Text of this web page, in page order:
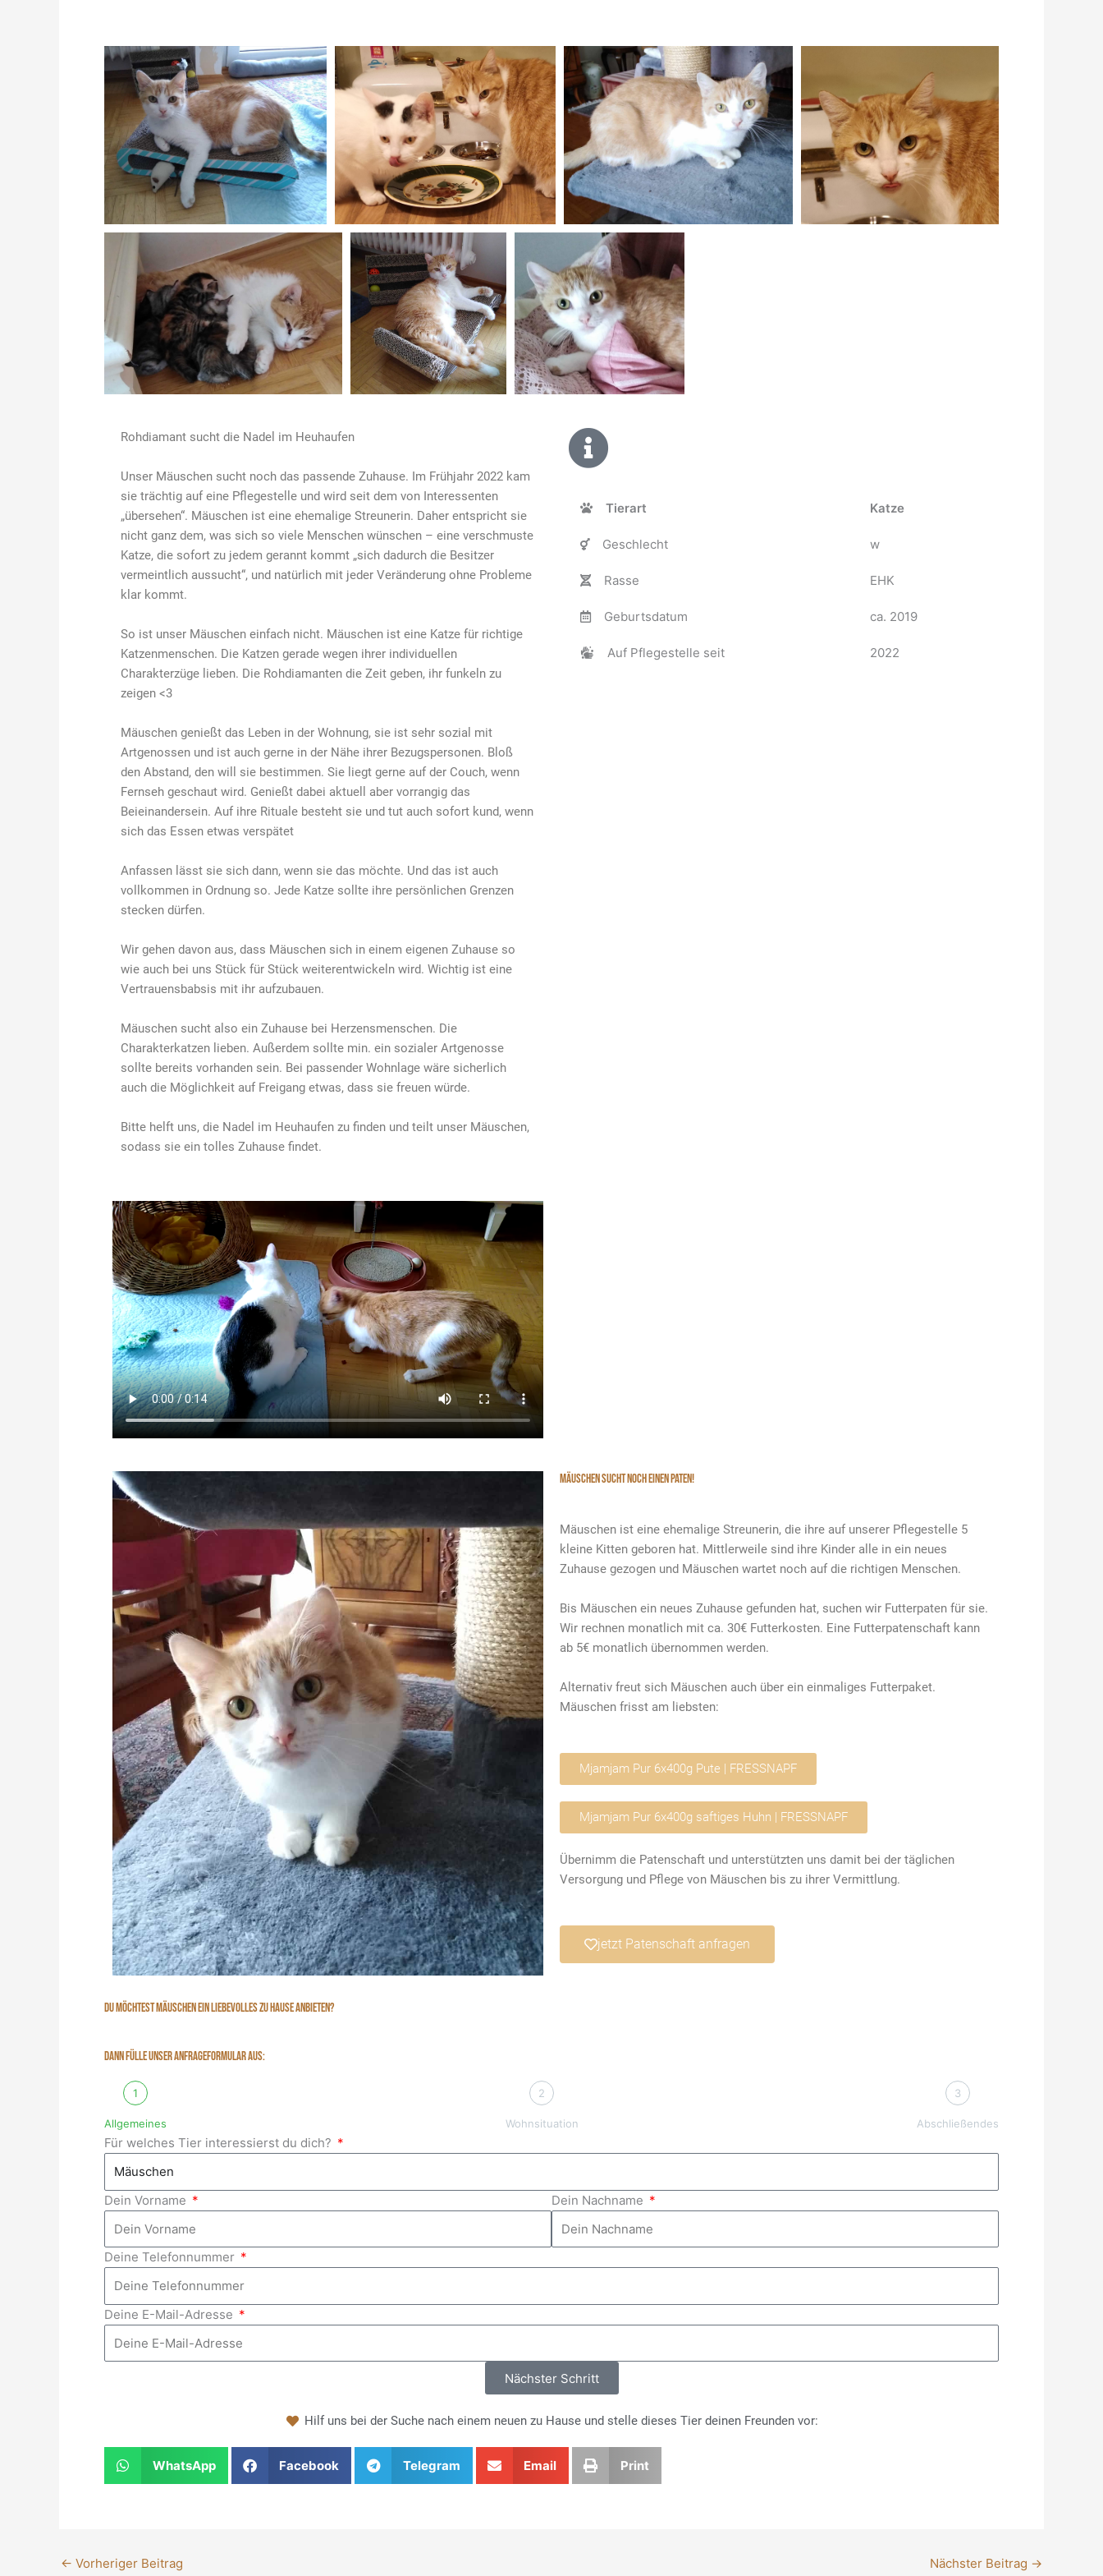
Rohdiamant sucht die Nadel im Heuhaufen
Unser Mäuschen sucht noch das passende Zuhause. Im Frühjahr 2022 kam
sie trächtig auf eine Pflegestelle und wird seit dem von Interessenten
„übersehen“. Mäuschen ist eine ehemalige Streunerin. Daher entspricht sie
nicht ganz dem, was sich so viele Menschen wünschen – eine verschmuste
Katze, die sofort zu jedem gerannt kommt „sich dadurch die Besitzer
vermeintlich aussucht“, und natürlich mit jeder Veränderung ohne Probleme
klar kommt.
So ist unser Mäuschen einfach nicht. Mäuschen ist eine Katze für richtige
Katzenmenschen. Die Katzen gerade wegen ihrer individuellen
Charakterzüge lieben. Die Rohdiamanten die Zeit geben, ihr funkeln zu
zeigen <3
Mäuschen genießt das Leben in der Wohnung, sie ist sehr sozial mit
Artgenossen und ist auch gerne in der Nähe ihrer Bezugspersonen. Bloß
den Abstand, den will sie bestimmen. Sie liegt gerne auf der Couch, wenn
Fernseh geschaut wird. Genießt dabei aktuell aber vorrangig das
Beieinandersein. Auf ihre Rituale besteht sie und tut auch sofort kund, wenn
sich das Essen etwas verspätet
Anfassen lässt sie sich dann, wenn sie das möchte. Und das ist auch
vollkommen in Ordnung so. Jede Katze sollte ihre persönlichen Grenzen
stecken dürfen.
Wir gehen davon aus, dass Mäuschen sich in einem eigenen Zuhause so
wie auch bei uns Stück für Stück weiterentwickeln wird. Wichtig ist eine
Vertrauensbabsis mit ihr aufzubauen.
Mäuschen sucht also ein Zuhause bei Herzensmenschen. Die
Charakterkatzen lieben. Außerdem sollte min. ein sozialer Artgenosse
sollte bereits vorhanden sein. Bei passender Wohnlage wäre sicherlich
auch die Möglichkeit auf Freigang etwas, dass sie freuen würde.
Bitte helft uns, die Nadel im Heuhaufen zu finden und teilt unser Mäuschen,
sodass sie ein tolles Zuhause findet.
Tierart Katze
Geschlecht w
Rasse EHK
Geburtsdatum ca. 2019
Auf Pflegestelle seit 2022
MÄUSCHEN SUCHT NOCH EINEN PATEN!
Mäuschen ist eine ehemalige Streunerin, die ihre auf unserer Pflegestelle 5
kleine Kitten geboren hat. Mittlerweile sind ihre Kinder alle in ein neues
Zuhause gezogen und Mäuschen wartet noch auf die richtigen Menschen.
Bis Mäuschen ein neues Zuhause gefunden hat, suchen wir Futterpaten für sie.
Wir rechnen monatlich mit ca. 30€ Futterkosten. Eine Futterpatenschaft kann
ab 5€ monatlich übernommen werden.
Alternativ freut sich Mäuschen auch über ein einmaliges Futterpaket.
Mäuschen frisst am liebsten:
Mjamjam Pur 6x400g Pute | FRESSNAPF
Mjamjam Pur 6x400g saftiges Huhn | FRESSNAPF
Übernimm die Patenschaft und unterstützten uns damit bei der täglichen
Versorgung und Pflege von Mäuschen bis zu ihrer Vermittlung.
jetzt Patenschaft anfragen
DU MÖCHTEST MÄUSCHEN EIN LIEBEVOLLES ZU HAUSE ANBIETEN?
DANN FÜLLE UNSER ANFRAGEFORMULAR AUS:
1
Allgemeines
2
Wohnsituation
3
Abschließendes
Für welches Tier interessierst du dich?
Dein Vorname Dein Nachname
Deine Telefonnummer
Deine E-Mail-Adresse
Nächster Schritt
Hilf uns bei der Suche nach einem neuen zu Hause und stelle dieses Tier deinen Freunden vor:
WhatsApp Facebook Telegram Email Print
← Vorheriger Beitrag Nächster Beitrag →